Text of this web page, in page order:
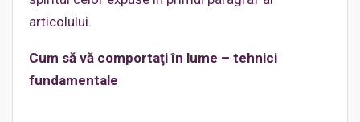
articolului.
Cum să vă comportaţi în lume – tehnici
fundamentale